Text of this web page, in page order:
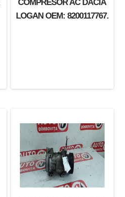
COMPRESOR AC DACIA
LOGAN OEM: 8200117767.